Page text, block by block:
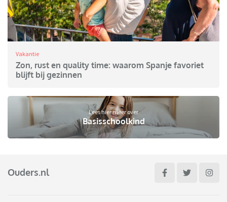
Vakantie
Zon, rust en quality time: waarom Spanje favoriet
blijft bij gezinnen
Lees hier meer over
Basisschoolkind
Ouders.nl